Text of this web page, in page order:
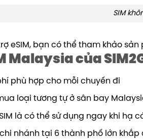
SIM
eSIM, bạn có thể tham khảo sản
Malaysia của
phù hợp cho mỗi chuyến đi
loại tương tự ở sân bay
là có thể sử dụng ngay khi hạ
nhánh tại 6 thành phố lớn